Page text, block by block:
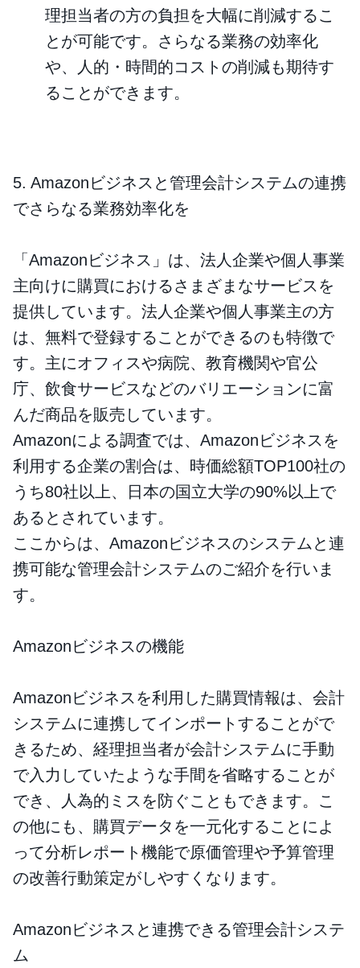
理担当者の方の負担を大幅に削減するこ
とが可能です。さらなる業務の効率化
や、人的・時間的コストの削減も期待す
ることができます。
5. Amazonビジネスと管理会計システムの連携
でさらなる業務効率化を
「Amazonビジネス」は、法人企業や個人事業
主向けに購買におけるさまざまなサービスを
提供しています。法人企業や個人事業主の方
は、無料で登録することができるのも特徴で
す。主にオフィスや病院、教育機関や官公
庁、飲食サービスなどのバリエーションに富
んだ商品を販売しています。
Amazonによる調査では、Amazonビジネスを
利用する企業の割合は、時価総額TOP100社の
うち80社以上、日本の国立大学の90%以上で
あるとされています。
ここからは、Amazonビジネスのシステムと連
携可能な管理会計システムのご紹介を行いま
す。
Amazonビジネスの機能
Amazonビジネスを利用した購買情報は、会計
システムに連携してインポートすることがで
きるため、経理担当者が会計システムに手動
で入力していたような手間を省略することが
でき、人為的ミスを防ぐこともできます。こ
の他にも、購買データを一元化することによ
って分析レポート機能で原価管理や予算管理
の改善行動策定がしやすくなります。
Amazonビジネスと連携できる管理会計システ
ム